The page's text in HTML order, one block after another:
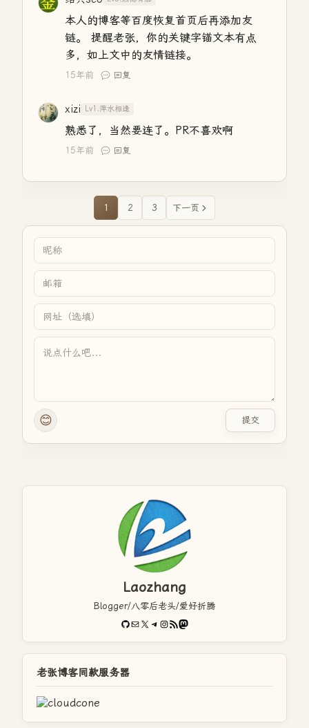
本人的博客等百度恢复首页后再添加友
链。 提醒老张，你的关键字锚文本有点
多，如上文中的友情链接。
15年前 回复
xizi Lv1.萍水相逢
熟悉了，当然要连了。PR不喜欢啊
15年前 回复
1 2 3 下一页
😊 提交
Laozhang
Blogger/八零后老头/爱好折腾
GitHub
电子邮件X Telegram
Instagram
RSS FeedMastodon
老张博客同款服务器